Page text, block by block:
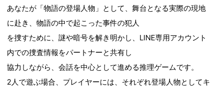
あなたが「物語の登場人物」として、舞台となる実際の現地
に赴き、物語の中で起こった事件の犯人
を捜すために、謎や暗号を解き明かし、LINE専用アカウント
内での捜査情報をパートナーと共有し
協力しながら、会話を中心として進める推理ゲームです。
2人で遊ぶ場合、プレイヤーには、それぞれ登場人物としてキ